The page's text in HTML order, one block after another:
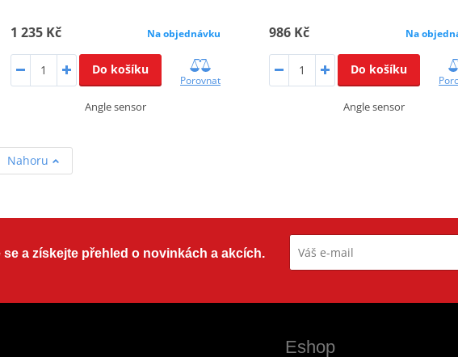
1 235 Kč Na objednávku
Do košíku
Porovnat
Angle sensor
986 Kč Na
Do košíku
Angle sensor
Nahoru
a získejte přehled o novinkách a akcích.
Eshop